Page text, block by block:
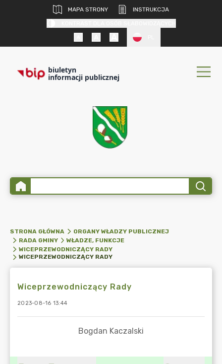
MAPA STRONY
INSTRUKCJA
biuletyn
informacji publicznej
STRONA GŁÓWNA
ORGANY WŁADZY PUBLICZNEJ
RADA GMINY
WŁADZE, FUNKCJE
WICEPRZEWODNICZĄCY RADY
WICEPRZEWODNICZĄCY RADY
Wiceprzewodniczący Rady
2023-08-16 13:44